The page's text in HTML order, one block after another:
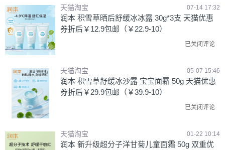
天猫淘宝 07-14 17:32
润本 积雪草晒后舒缓冰冰露 30g*3支 天猫优惠
券折后￥12.9包邮（￥22.9-10）
已关闭评论
天猫淘宝 05-07 15:46
润本 积雪草舒缓冰沙露 宝宝面霜 50g 天猫优惠
券折后￥29.9包邮（￥39.9-10）
已关闭评论
天猫淘宝 01-22 10:14
润本 新升级超分子洋甘菊儿童面霜 50g 双重优